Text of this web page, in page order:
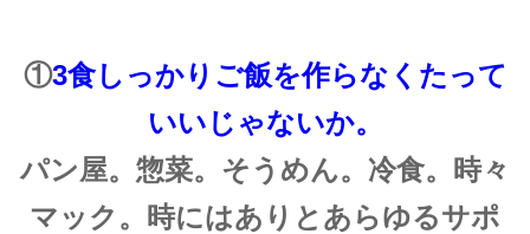
①3食しっかりご飯を作らなくたって
いいじゃないか。
パン屋。惣菜。そうめん。冷食。時々
マック。時にはありとあらゆるサポ